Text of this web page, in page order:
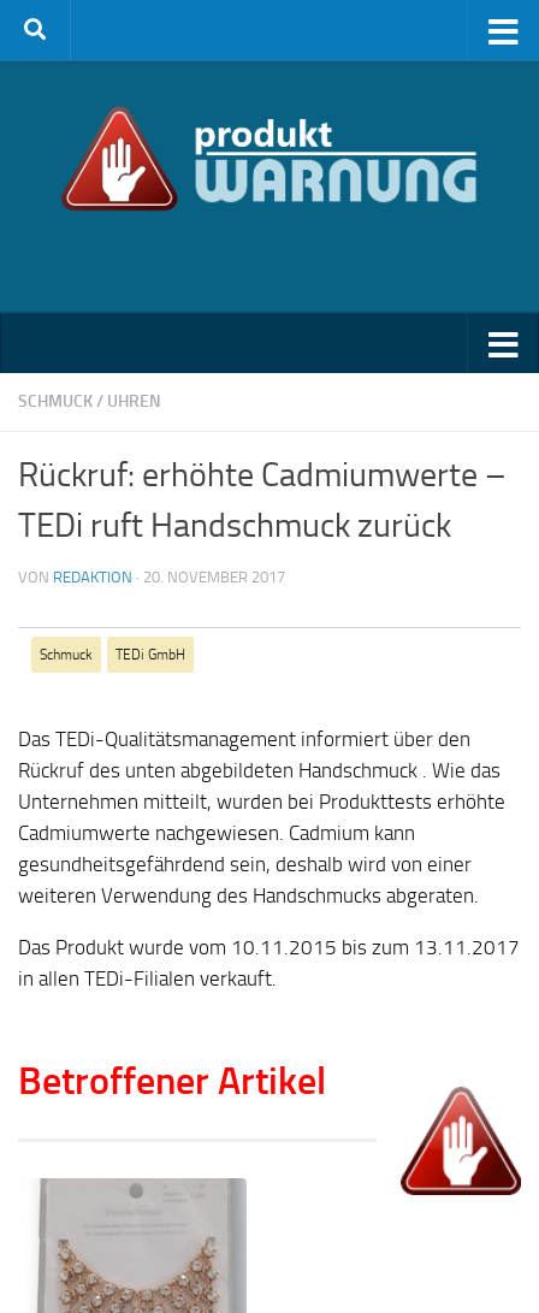
Zum Inhalt springen
SCHMUCK / UHREN
Rückruf: erhöhte Cadmiumwerte –
TEDi ruft Handschmuck zurück
VON REDAKTION · 20. NOVEMBER 2017
Schmuck TEDi GmbH
Das TEDi-Qualitätsmanagement informiert über den
Rückruf des unten abgebildeten Handschmuck . Wie das
Unternehmen mitteilt, wurden bei Produkttests erhöhte
Cadmiumwerte nachgewiesen. Cadmium kann
gesundheitsgefährdend sein, deshalb wird von einer
weiteren Verwendung des Handschmucks abgeraten.
Das Produkt wurde vom 10.11.2015 bis zum 13.11.2017
in allen TEDi-Filialen verkauft.
Betroffener Artikel